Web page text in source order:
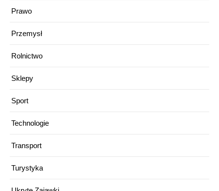
Prawo
Przemysł
Rolnictwo
Sklepy
Sport
Technologie
Transport
Turystyka